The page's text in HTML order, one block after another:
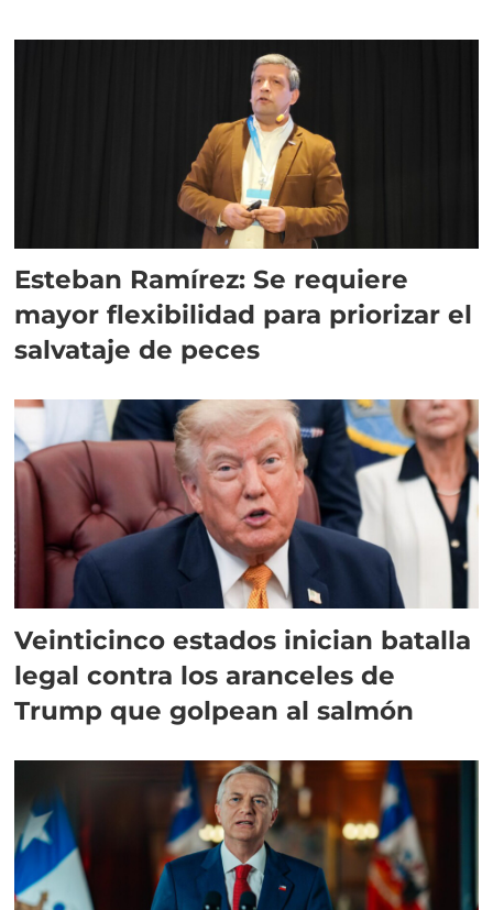
Esteban Ramírez: Se requiere
mayor flexibilidad para priorizar el
salvataje de peces
Veinticinco estados inician batalla
legal contra los aranceles de
Trump que golpean al salmón